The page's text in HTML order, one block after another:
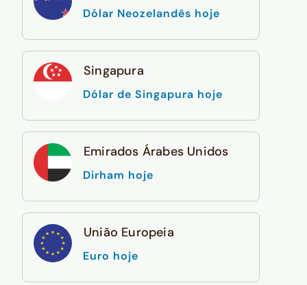
Dólar Neozelandês hoje
Singapura
Dólar de Singapura hoje
Emirados Árabes Unidos
Dirham hoje
União Europeia
Euro hoje